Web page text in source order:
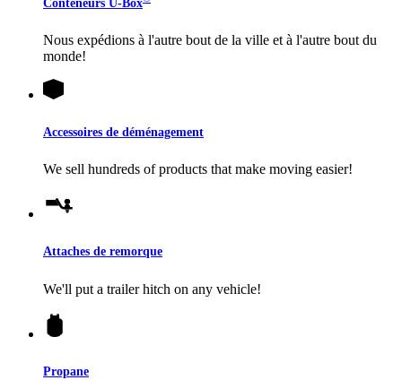
Conteneurs U-Box
Nous expédions à l'autre bout de la ville et à l'autre bout du
monde!
Accessoires de déménagement
We sell hundreds of products that make moving easier!
Attaches de remorque
We'll put a trailer hitch on any vehicle!
Propane